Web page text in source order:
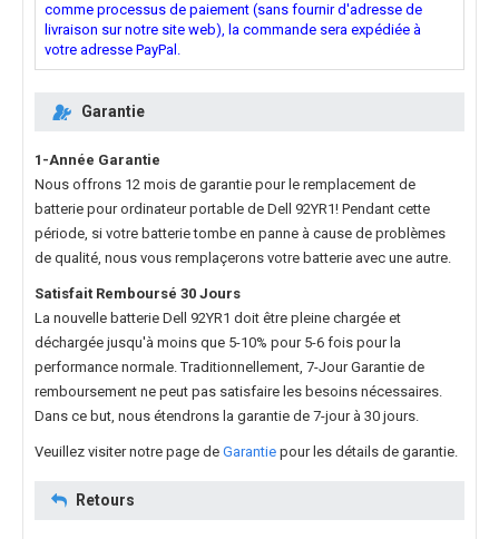
comme processus de paiement (sans fournir d'adresse de
livraison sur notre site web), la commande sera expédiée à
votre adresse PayPal.
Garantie
1-Année Garantie
Nous offrons 12 mois de garantie pour le remplacement de
batterie pour ordinateur portable de Dell 92YR1! Pendant cette
période, si votre batterie tombe en panne à cause de problèmes
de qualité, nous vous remplaçerons votre batterie avec une autre.
Satisfait Remboursé 30 Jours
La nouvelle batterie Dell 92YR1 doit être pleine chargée et
déchargée jusqu'à moins que 5-10% pour 5-6 fois pour la
performance normale. Traditionnellement, 7-Jour Garantie de
remboursement ne peut pas satisfaire les besoins nécessaires.
Dans ce but, nous étendrons la garantie de 7-jour à 30 jours.
Veuillez visiter notre page de Garantie pour les détails de garantie.
Retours